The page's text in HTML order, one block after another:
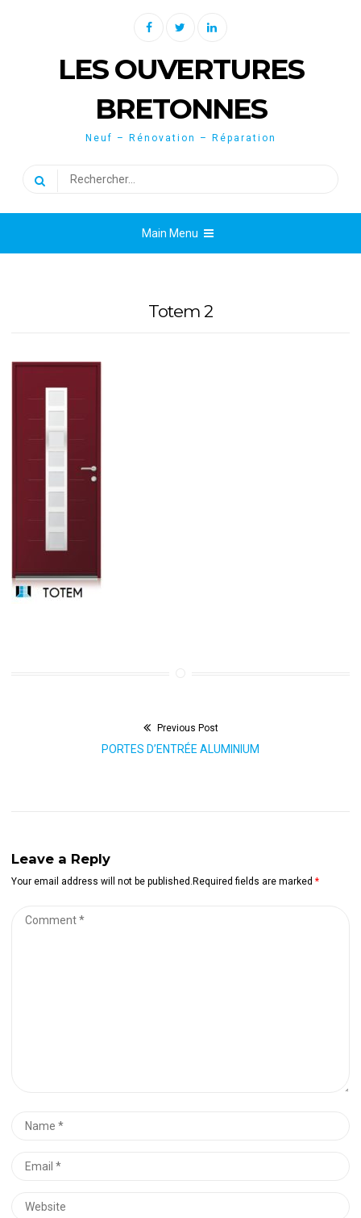
FacebookTwitterLinkedin
LES OUVERTURES
BRETONNES
Neuf – Rénovation – Réparation
Rechercher :
Main Menu
Totem 2
Previous Post
Previous
PORTES D’ENTRÉE ALUMINIUM
Leave a Reply
Your email address will not be published.Required fields are marked *
Comment
Name
Email
Website